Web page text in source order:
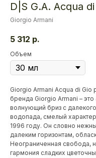
D|S G.A. Acqua
Giorgio Armani
5 312 р.
Объем
Giorgio Armani Acqua di Gio
бренда Giorgio Armani –
волнующий бриз с
водопада, смелый
1996 году. Он словно
далеким горизонтам,
Неограниченная свобода,
гармония сладких